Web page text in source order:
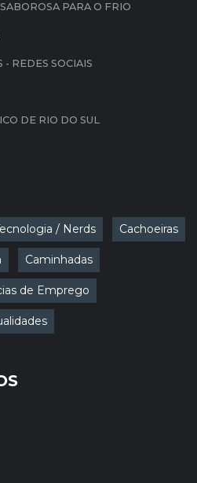
PARA O FRIO
- REDES SOCIAIS
DE RIO DO SUL
/ Nerds Cachoeiras
Caminhadas
de Emprego